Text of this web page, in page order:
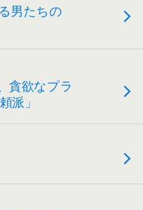
男たちの
貪欲なプラ
派」